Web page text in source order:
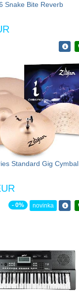
Snake Bite Reverb
Standard Gig Cymbal
- 0% novinka